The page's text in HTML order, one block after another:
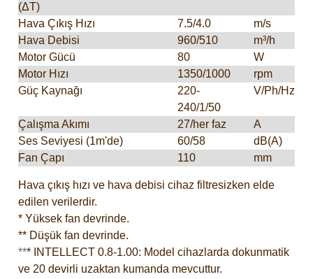
(ΔT)
Hava Çıkış Hızı 7.5/4.0
m/s
Hava Debisi
960/510
m³/h
Motor Gücü
80
W
Motor Hızı
1350/1000
rpm
Güç Kaynağı
220-
240/1/50
V/Ph/Hz
Çalışma Akımı 27/her faz
A
Ses Seviyesi (1m'de)
60/58
dB(A)
Fan Çapı
110 mm
Hava çıkış hızı ve hava debisi cihaz filtresizken elde
edilen verilerdir.
* Yüksek fan devrinde.
** Düşük fan devrinde.
*** INTELLECT 0.8-1.00: Model cihazlarda dokunmatik
ve 20 devirli uzaktan kumanda mevcuttur.